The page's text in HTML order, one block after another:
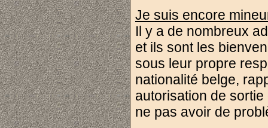
Je suis encore
Il y a de nombreux
et ils sont les
sous leur propre
nationalité belge,
autorisation de
ne pas avoir de